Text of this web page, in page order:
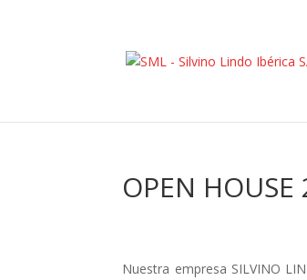
OPEN HOUSE
Nuestra empresa SILVINO